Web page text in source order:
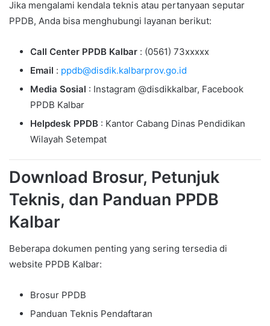
Jika mengalami kendala teknis atau pertanyaan seputar
PPDB, Anda bisa menghubungi layanan berikut:
Call Center PPDB Kalbar : (0561) 73xxxxx
Email : ppdb@disdik.kalbarprov.go.id
Media Sosial : Instagram @disdikkalbar, Facebook
PPDB Kalbar
Helpdesk PPDB : Kantor Cabang Dinas Pendidikan
Wilayah Setempat
Download Brosur, Petunjuk
Teknis, dan Panduan PPDB
Kalbar
Beberapa dokumen penting yang sering tersedia di
website PPDB Kalbar:
Brosur PPDB
Panduan Teknis Pendaftaran